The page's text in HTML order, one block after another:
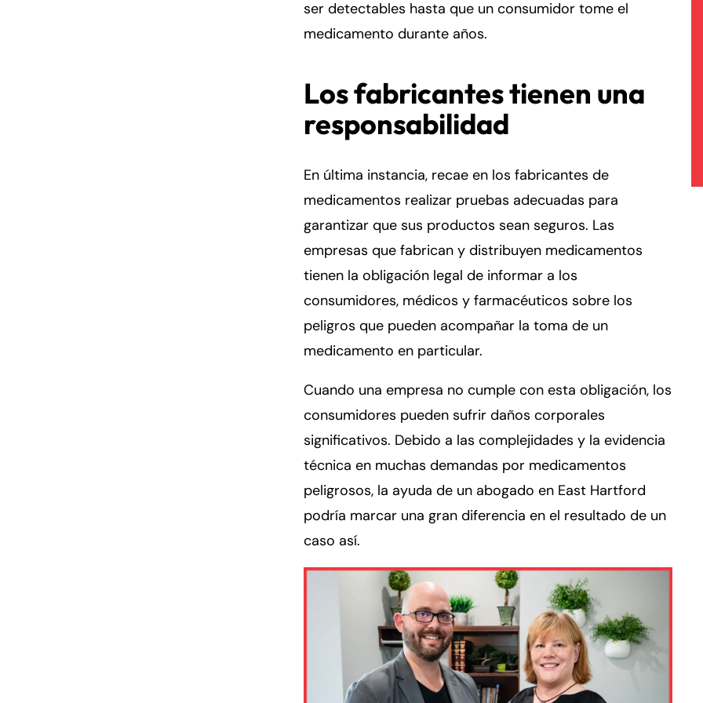
ser detectables hasta que un consumidor tome el
medicamento durante años.
Los fabricantes tienen una
responsabilidad
En última instancia, recae en los fabricantes de
medicamentos realizar pruebas adecuadas para
garantizar que sus productos sean seguros. Las
empresas que fabrican y distribuyen medicamentos
tienen la obligación legal de informar a los
consumidores, médicos y farmacéuticos sobre los
peligros que pueden acompañar la toma de un
medicamento en particular.
Cuando una empresa no cumple con esta obligación, los
consumidores pueden sufrir daños corporales
significativos. Debido a las complejidades y la evidencia
técnica en muchas demandas por medicamentos
peligrosos, la ayuda de un abogado en East Hartford
podría marcar una gran diferencia en el resultado de un
caso así.